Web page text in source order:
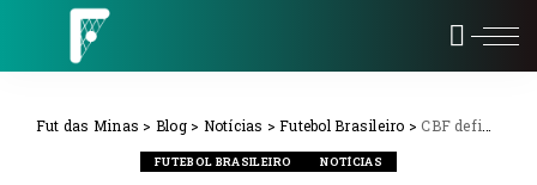
Fut das Minas > Blog> Notícias >Futebol Brasileiro >CBF define calendário do futebol feminino para 2026; confira as mudanças
FUTEBOL BRASILEIRO NOTÍCIAS